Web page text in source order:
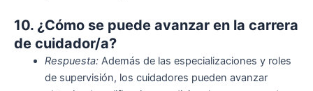
10. ¿Cómo se puede avanzar en la carrera
de cuidador/a?
Respuesta:Además de las especializaciones y roles
de supervisión, los cuidadores pueden avanzar